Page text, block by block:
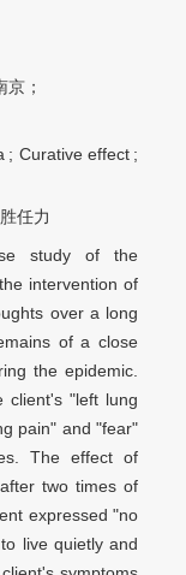
；
; Curative effect ;
胜任力
study of the
intervention of
over a long
of a close
the epidemic.
client's "left lung
pain" and "fear"
The effect of
two times of
expressed "no
live quietly and